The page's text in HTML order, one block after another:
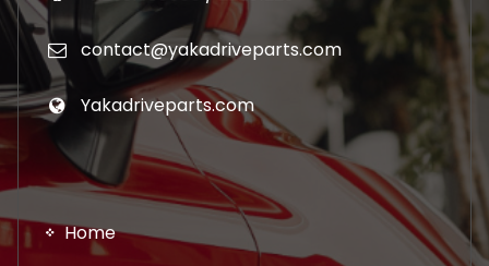
contact@yakadriveparts.com
Yakadriveparts.com
Home